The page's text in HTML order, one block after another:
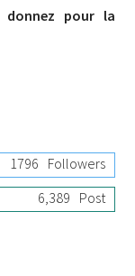
donnez pour la
1796 Followers
6,389 Post